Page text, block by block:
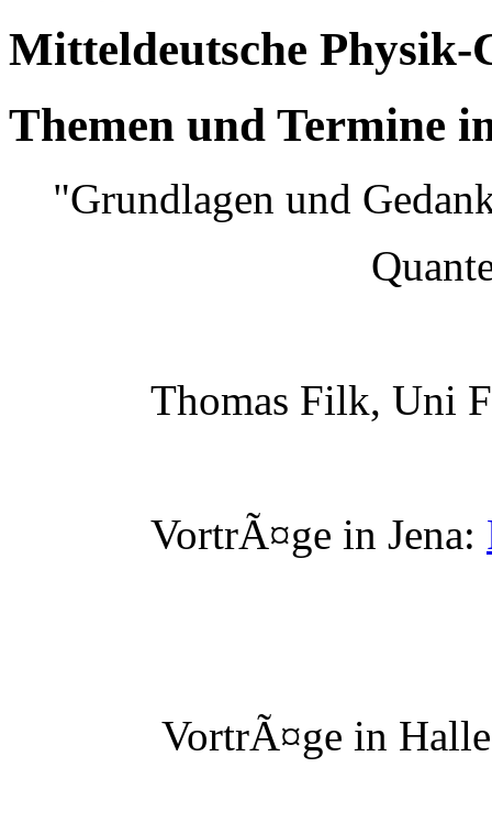
Mitteldeutsche Physik-
Themen und Termine
"Grundlagen und
Thomas Filk, Uni
VortrÃ¤ge in Jena:
VortrÃ¤ge in